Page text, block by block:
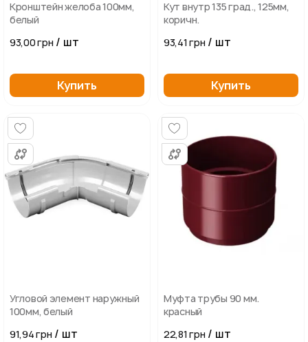
Кронштейн желоба 100мм,
белый
93,00 грн / шт
Купить
Кут внутр 135 град., 125мм,
коричн.
93,41 грн / шт
Купить
Угловой элемент наружный
100мм, белый
91,94 грн / шт
Муфта трубы 90 мм.
красный
22,81 грн / шт